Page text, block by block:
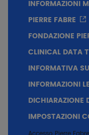
INFORMAZIONI
PIERRE FABRE
FONDAZIONE
CLINICAL DATA
INFORMATIVA
INFORMAZIONI
DICHIARAZIONE
IMPOSTAZIONI
Accesso Pierre Fabre